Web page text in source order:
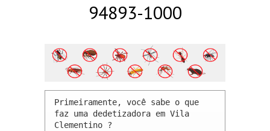
94893-1000
Primeiramente, você sabe o que
faz uma dedetizadora em Vila
Clementino ?